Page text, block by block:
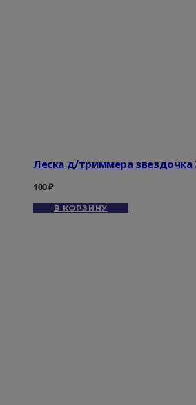
Леска д/триммера
100₽
В КОРЗИНУ